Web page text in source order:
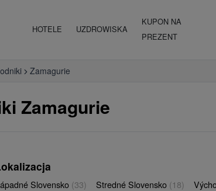
HOTELE UZDROWISKA
KUPON NA
PREZENT
Zamagurie
Zamagurie
Slovensko (33) Stredné Slovensko (18)